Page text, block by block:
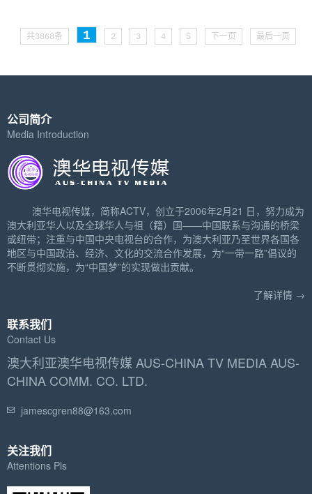
共3868条 1 2 3 4 5 下一页 最后一页
公司简介
Media Introduction
澳华电视传媒，简称ACTV，创立于2006年2月21 日，努力成为
澳大利亚华人以及全球华人与祖（籍）国——中国联系与沟通的桥梁
或纽带；注重与中国中央电视台的合作，为澳大利亚乃至世界各国各
地区与中国政治、经济、文化的交流合作发展，为“一带一路”倡议的
不断贯彻实施，为“中国梦”的实现做出贡献。
了解详情 →
联系我们
Contact Us
澳大利亚澳华电视传媒 AUS-CHINA TV MEDIA AUS-
CHINA COMM. CO. LTD.
jamescgren88@163.com
关注我们
Attentions Pls